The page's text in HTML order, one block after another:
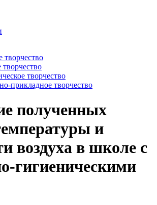
творчество
творчество
прикладное творчество
полученных
и
воздуха в школе с
гигиеническими